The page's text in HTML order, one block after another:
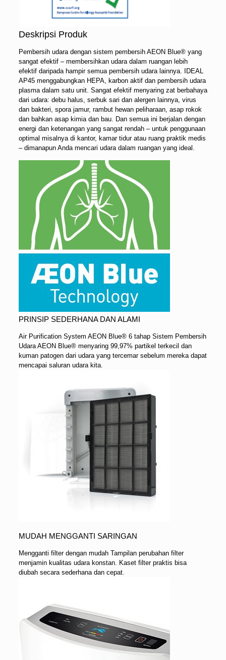
Deskripsi Produk
Pembersih udara dengan sistem pembersih AEON Blue® yang
sangat efektif – membersihkan udara dalam ruangan lebih
efektif daripada hampir semua pembersih udara lainnya. IDEAL
AP45 menggabungkan HEPA, karbon aktif dan pembersih udara
plasma dalam satu unit. Sangat efektif menyaring zat berbahaya
dari udara: debu halus, serbuk sari dan alergen lainnya, virus
dan bakteri, spora jamur, rambut hewan peliharaan, asap rokok
dan bahkan asap kimia dan bau. Dan semua ini berjalan dengan
energi dan ketenangan yang sangat rendah – untuk penggunaan
optimal misalnya di kantor, kamar tidur atau ruang praktik medis
– dimanapun Anda mencari udara dalam ruangan yang ideal.
PRINSIP SEDERHANA DAN ALAMI
Air Purification System AEON Blue® 6 tahap Sistem Pembersih
Udara AEON Blue® menyaring 99,97% partikel terkecil dan
kuman patogen dari udara yang tercemar sebelum mereka dapat
mencapai saluran udara kita.
MUDAH MENGGANTI SARINGAN
Mengganti filter dengan mudah Tampilan perubahan filter
menjamin kualitas udara konstan. Kaset filter praktis bisa
diubah secara sederhana dan cepat.